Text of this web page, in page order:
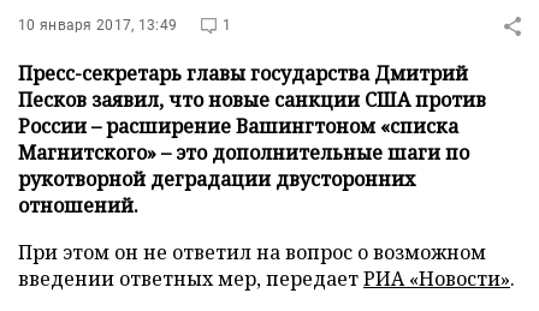
10 января 2017, 13:49 1
Пресс-секретарь главы государства Дмитрий
Песков заявил, что новые санкции США против
России – расширение Вашингтоном «списка
Магнитского» – это дополнительные шаги по
рукотворной деградации двусторонних
отношений.
При этом он не ответил на вопрос о возможном
введении ответных мер, передаетРИА «Новости».